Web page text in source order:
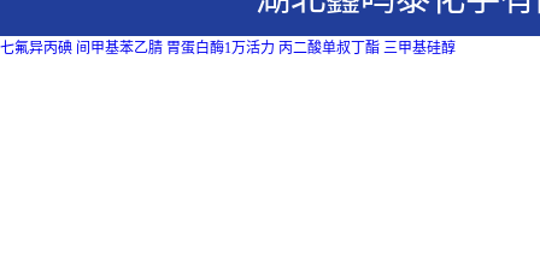
七氟异丙碘 间甲基苯乙腈 胃蛋白酶1万活力 丙二酸单叔丁酯 三甲基硅醇